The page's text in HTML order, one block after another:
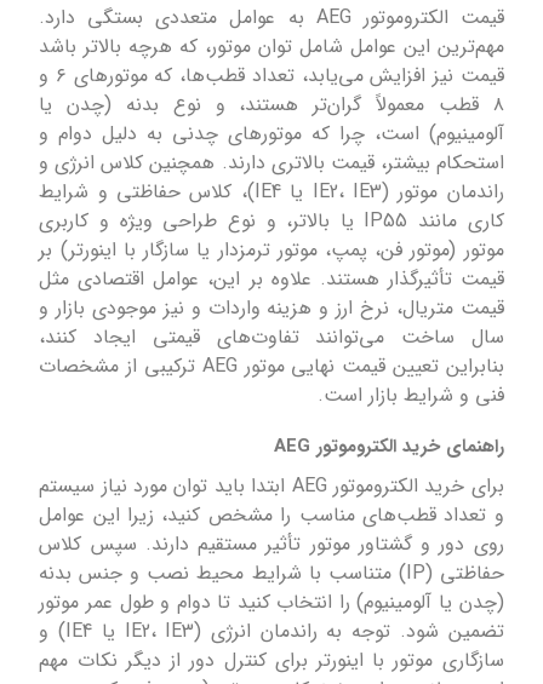
قیمت الکتروموتور AEG به عوامل متعددی بستگی دارد.
مهم‌ترین این عوامل شامل توان موتور، که هرچه بالاتر باشد
قیمت نیز افزایش می‌یابد، تعداد قطب‌ها، که موتورهای ۶ و
۸ قطب معمولاً گران‌تر هستند، و نوع بدنه (چدن یا
آلومینیوم) است، چرا که موتورهای چدنی به دلیل دوام و
استحکام بیشتر، قیمت بالاتری دارند. همچنین کلاس انرژی و
راندمان موتور (IE2، IE3 یا IE4)، کلاس حفاظتی و شرایط
کاری مانند IP55 یا بالاتر، و نوع طراحی ویژه و کاربری
موتور (موتور فن، پمپ، موتور ترمزدار یا سازگار با اینورتر) بر
قیمت تأثیرگذار هستند. علاوه بر این، عوامل اقتصادی مثل
قیمت متریال، نرخ ارز و هزینه واردات و نیز موجودی بازار و
سال ساخت می‌توانند تفاوت‌های قیمتی ایجاد کنند،
بنابراین تعیین قیمت نهایی موتور AEG ترکیبی از مشخصات
فنی و شرایط بازار است.
راهنمای خرید الکتروموتور AEG
برای خرید الکتروموتور AEG ابتدا باید توان مورد نیاز سیستم
و تعداد قطب‌های مناسب را مشخص کنید، زیرا این عوامل
روی دور و گشتاور موتور تأثیر مستقیم دارند. سپس کلاس
حفاظتی (IP) متناسب با شرایط محیط نصب و جنس بدنه
(چدن یا آلومینیوم) را انتخاب کنید تا دوام و طول عمر موتور
تضمین شود. توجه به راندمان انرژی (IE2، IE3 یا IE4) و
سازگاری موتور با اینورتر برای کنترل دور از دیگر نکات مهم